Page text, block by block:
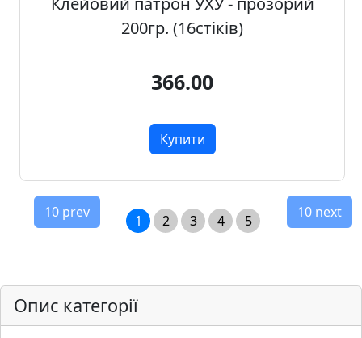
10 prev
200гр. (16стіків)
366.00
Купити
1 2 3 4 5 10 next
Опис категорії